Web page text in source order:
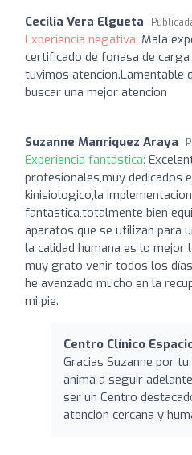
Cecilia Vera Elgueta
Experiencia negativa: Mala
certificado de fonasa de
tuvimos atencion.Lamentable
buscar una mejor atencion
Suzanne Manriquez Araya
Experiencia fantástica:
profesionales,muy dedicados
kinisiologico,la
fantastica,totalmente bien
aparatos que se utilizan para
la calidad humana es lo mejor
muy grato venir todos los
he avanzado mucho en la
mi pie.
Centro Clínico
Gracias Suzanne por
anima a seguir
ser un Centro
atención cercana y